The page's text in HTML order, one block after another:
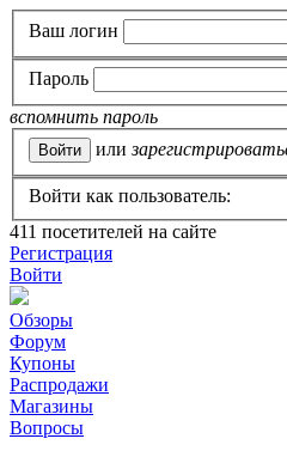
Ваш логин
Пароль
вспомнить пароль
или
Войти как пользователь:
411 посетителей на сайте
Регистрация
Войти
Обзоры
Форум
Купоны
Распродажи
Магазины
Вопросы